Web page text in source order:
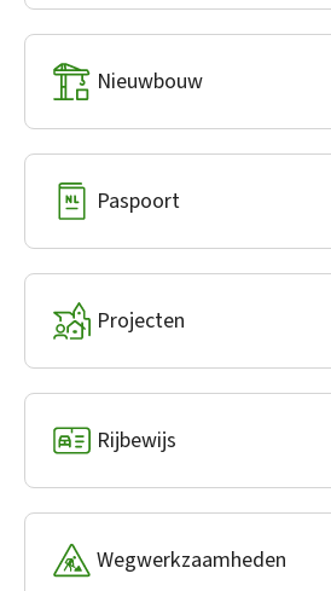
Nieuwbouw
Paspoort
Projecten
Rijbewijs
Wegwerkzaamheden